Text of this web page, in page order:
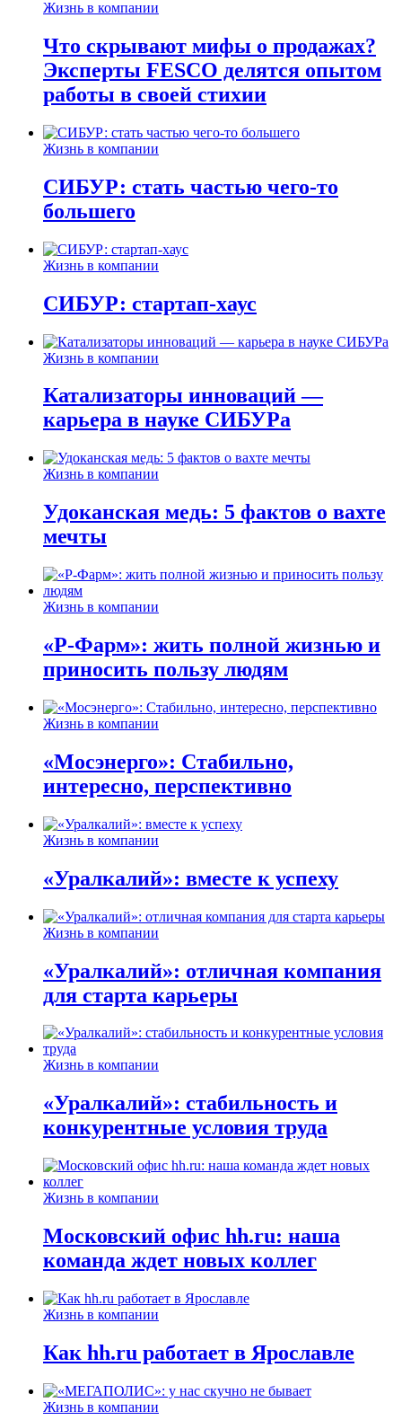
Жизнь в компании
Что скрывают мифы о продажах?
Эксперты FESCO делятся опытом
работы в своей стихии
Жизнь в компании
СИБУР: стать частью чего-то
большего
Жизнь в компании
СИБУР: стартап-хаус
Жизнь в компании
Катализаторы инноваций —
карьера в науке СИБУРа
Жизнь в компании
Удоканская медь: 5 фактов о вахте
мечты
Жизнь в компании
«Р-Фарм»: жить полной жизнью и
приносить пользу людям
Жизнь в компании
«Мосэнерго»: Стабильно,
интересно, перспективно
Жизнь в компании
«Уралкалий»: вместе к успеху
Жизнь в компании
«Уралкалий»: отличная компания
для старта карьеры
Жизнь в компании
«Уралкалий»: стабильность и
конкурентные условия труда
Жизнь в компании
Московский офис hh.ru: наша
команда ждет новых коллег
Жизнь в компании
Как hh.ru работает в Ярославле
Жизнь в компании